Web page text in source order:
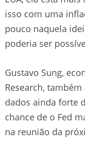
isso com uma
pouco naquela
poderia ser
Gustavo Sung,
Research,
dados ainda forte
chance de o Fed
na reunião da